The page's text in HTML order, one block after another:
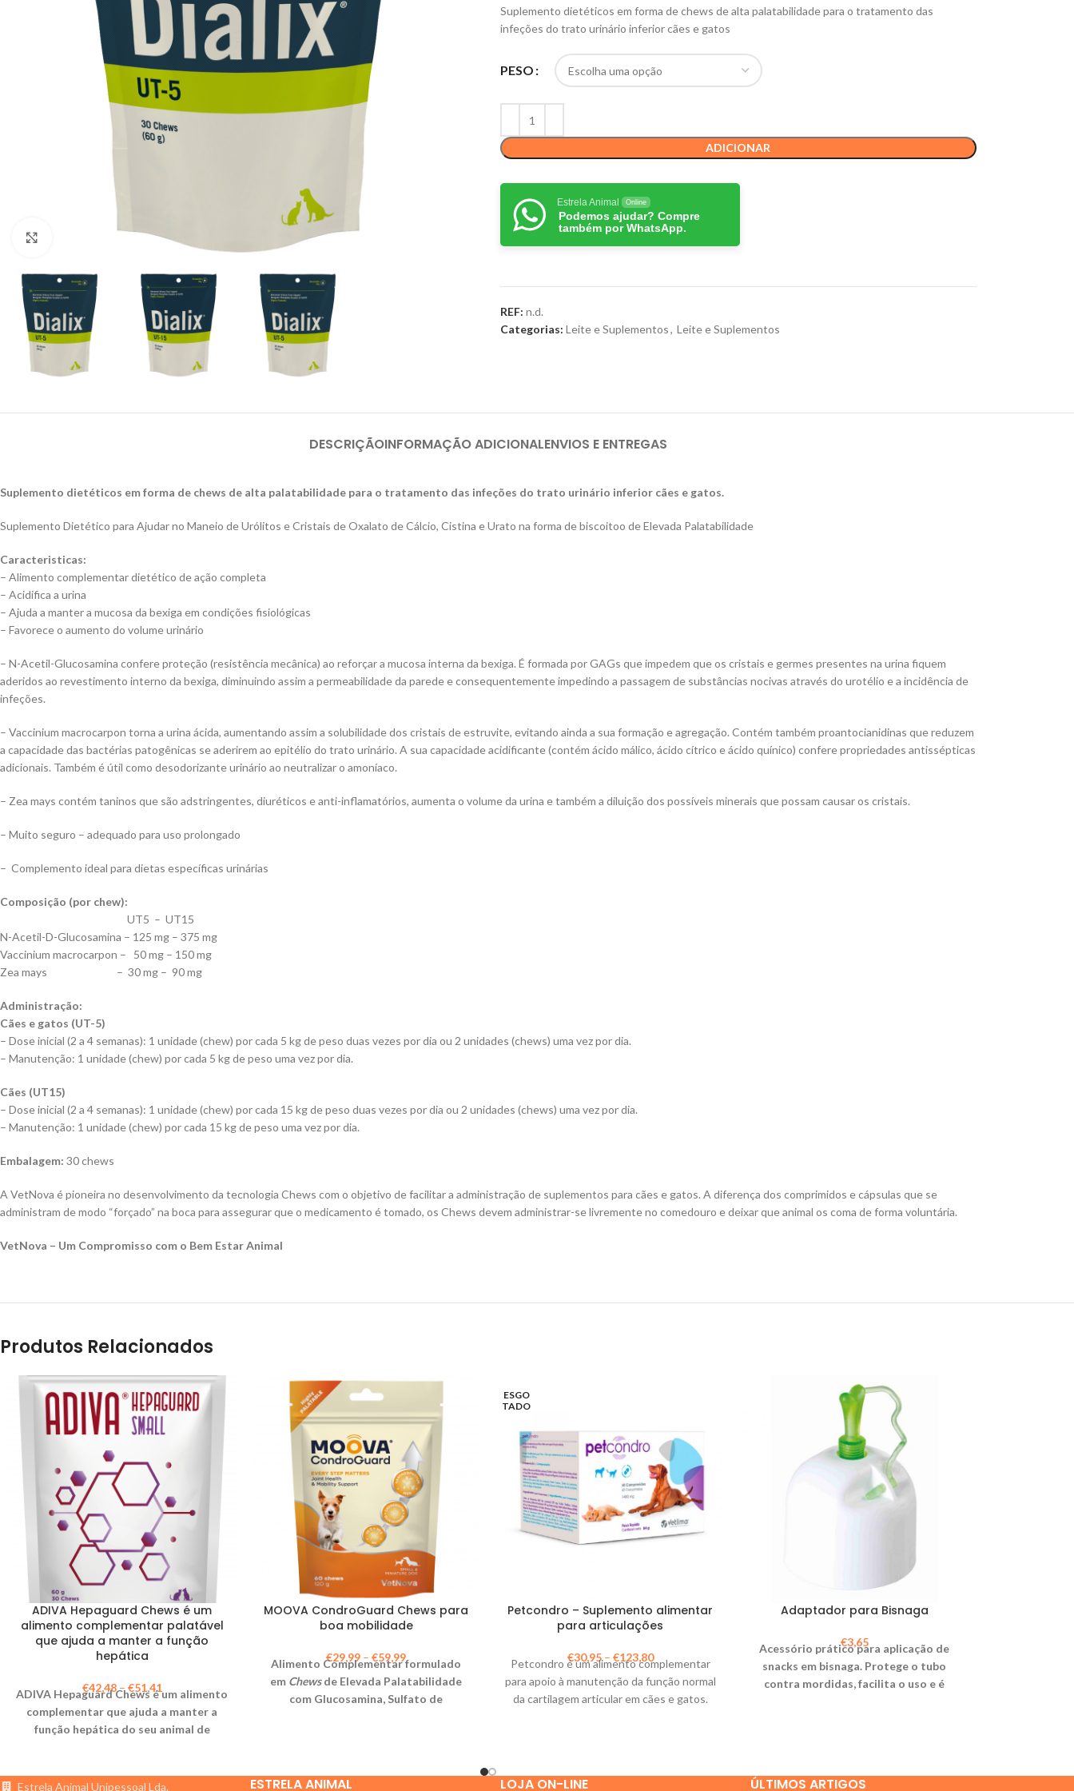
Suplemento dietéticos em forma de chews de alta palatabilidade para o tratamento das
infeções do trato urinário inferior cães e gatos
PESO
ADICIONAR
Estrela Animal Online
Podemos ajudar? Compre
também por WhatsApp.
REF: n.d.
Categorias: Leite e Suplementos, Leite e Suplementos
DESCRIÇÃOINFORMAÇÃO ADICIONALENVIOS E ENTREGAS
Suplemento dietéticos em forma de chews de alta palatabilidade para o tratamento das infeções do trato urinário inferior cães e gatos.
Suplemento Dietético para Ajudar no Maneio de Urólitos e Cristais de Oxalato de Cálcio, Cistina e Urato na forma de biscoitoo de Elevada Palatabilidade
Caracteristicas:
– Alimento complementar dietético de ação completa
– Acidifica a urina
– Ajuda a manter a mucosa da bexiga em condições fisiológicas
– Favorece o aumento do volume urinário
– N-Acetil-Glucosamina confere proteção (resistência mecânica) ao reforçar a mucosa interna da bexiga. É formada por GAGs que impedem que os cristais e germes presentes na urina fiquem
aderidos ao revestimento interno da bexiga, diminuindo assim a permeabilidade da parede e consequentemente impedindo a passagem de substâncias nocivas através do urotélio e a incidência de
infeções.
– Vaccinium macrocarpon torna a urina ácida, aumentando assim a solubilidade dos cristais de estruvite, evitando ainda a sua formação e agregação. Contém também proantocianidinas que reduzem
a capacidade das bactérias patogênicas se aderirem ao epitélio do trato urinário. A sua capacidade acidificante (contém ácido málico, ácido cítrico e ácido quínico) confere propriedades antissépticas
adicionais. Também é útil como desodorizante urinário ao neutralizar o amoníaco.
– Zea mays contém taninos que são adstringentes, diuréticos e anti-inflamatórios, aumenta o volume da urina e também a diluição dos possíveis minerais que possam causar os cristais.
– Muito seguro – adequado para uso prolongado
– Complemento ideal para dietas específicas urinárias
Composição (por chew):
UT5 – UT15
N-Acetil-D-Glucosamina – 125 mg – 375 mg
Vaccinium macrocarpon – 50 mg – 150 mg
Zea mays – 30 mg – 90 mg
Administração:
Cães e gatos (UT-5)
– Dose inicial (2 a 4 semanas): 1 unidade (chew) por cada 5 kg de peso duas vezes por dia ou 2 unidades (chews) uma vez por dia.
– Manutenção: 1 unidade (chew) por cada 5 kg de peso uma vez por dia.
Cães (UT15)
– Dose inicial (2 a 4 semanas): 1 unidade (chew) por cada 15 kg de peso duas vezes por dia ou 2 unidades (chews) uma vez por dia.
– Manutenção: 1 unidade (chew) por cada 15 kg de peso uma vez por dia.
Embalagem: 30 chews
A VetNova é pioneira no desenvolvimento da tecnologia Chews com o objetivo de facilitar a administração de suplementos para cães e gatos. A diferença dos comprimidos e cápsulas que se
administram de modo “forçado” na boca para assegurar que o medicamento é tomado, os Chews devem administrar-se livremente no comedouro e deixar que animal os coma de forma voluntária.
VetNova – Um Compromisso com o Bem Estar Animal
Produtos Relacionados
ADIVA Hepaguard Chews é um
alimento complementar palatável
que ajuda a manter a função
hepática
€42,48–€51,41
ADIVA Hepaguard Chews é um alimento
complementar que ajuda a manter a
função hepática do seu animal de
MOOVA CondroGuard Chews para
boa mobilidade
€29,99 –€59,99
Alimento Complementar formulado
em Chewsde Elevada Palatabilidade
com Glucosamina, Sulfato de
ESGO
TADO
Petcondro – Suplemento alimentar
para articulações
€30,95– €123,80
Petcondro é um alimento complementar
para apoio à manutenção da função normal
da cartilagem articular em cães e gatos.
Adaptador para Bisnaga
€3,65
Acessório prático para aplicação de
snacks em bisnaga. Protege o tubo
contra mordidas, facilita o uso e é
Estrela Animal Unipessoal Lda. ESTRELA ANIMAL LOJA ON-LINE ÚLTIMOS ARTIGOS